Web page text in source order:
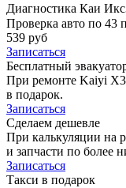
Диагностика Каи
Проверка авто по 43
539 руб
Записаться
Бесплатный
При ремонте Kaiyi
в подарок.
Записаться
Сделаем дешевле
При калькуляции на
и запчасти по более
Записаться
Такси в подарок